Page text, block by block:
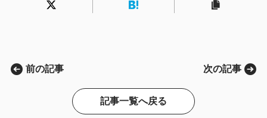
前の記事
記事一覧へ戻る
次の記事